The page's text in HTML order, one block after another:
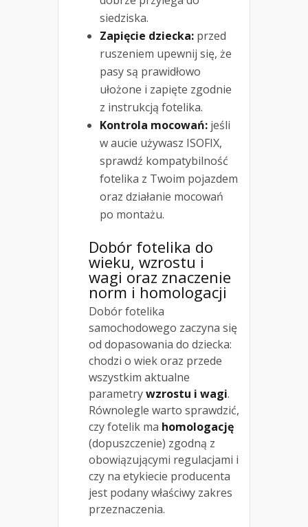
siedziska.
Zapięcie dziecka: przed
ruszeniem upewnij się, że
pasy są prawidłowo
ułożone i zapięte zgodnie
z instrukcją fotelika.
Kontrola mocowań: jeśli
w aucie używasz ISOFIX,
sprawdź kompatybilność
fotelika z Twoim pojazdem
oraz działanie mocowań
po montażu.
Dobór fotelika do
wieku, wzrostu i
wagi oraz znaczenie
norm i homologacji
Dobór fotelika
samochodowego zaczyna się
od dopasowania do dziecka:
chodzi o wiek oraz przede
wszystkim aktualne
parametrywzrostu i wagi.
Równolegle warto sprawdzić,
czy fotelik ma homologację
(dopuszczenie) zgodną z
obowiązującymi regulacjami i
czy na etykiecie producenta
jest podany właściwy zakres
przeznaczenia.